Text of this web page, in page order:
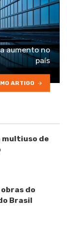
aumento no
país
ARTIGO
multiuso de
do
Brasil